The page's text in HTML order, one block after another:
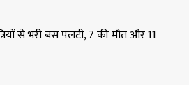
से भरी बस पलटी, 7 की मौत और 11